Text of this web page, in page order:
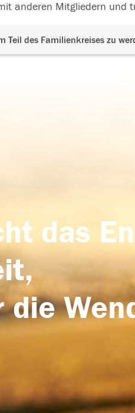
anderen Mitgliedern und
Teil des Familienkreises zu
das
die